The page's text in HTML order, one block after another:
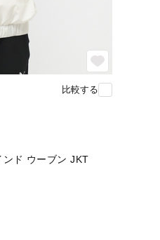
比較する
ド ウーブン JKT